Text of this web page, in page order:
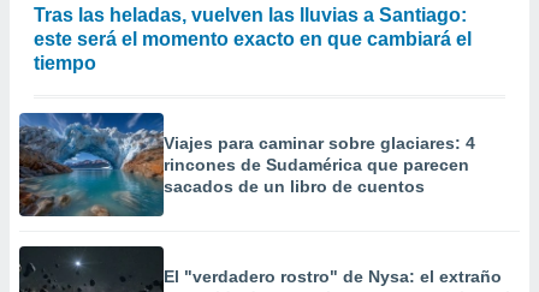
Tras las heladas, vuelven las lluvias a Santiago:
este será el momento exacto en que cambiará el
tiempo
Viajes para caminar sobre glaciares: 4
rincones de Sudamérica que parecen
sacados de un libro de cuentos
El "verdadero rostro" de Nysa: el extraño